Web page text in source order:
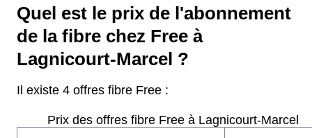
Quel est le prix de l'abonnement
de la fibre chez Free à
Lagnicourt-Marcel ?
Il existe 4 offres fibre Free :
Prix des offres fibre Free à Lagnicourt-Marcel